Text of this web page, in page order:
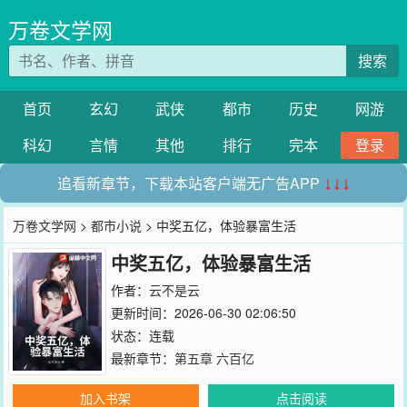
万卷文学网
搜索
首页 玄幻 武侠 都市 历史
网游
科幻
言情 其他 排行 完本
登录
追看新章节，下载本站客户端无广告APP ↓↓↓
万卷文学网 >都市小说 > 中奖五亿，体验暴富生活
中奖五亿，体验暴富生活
作者： 云不是云
更新时间：2026-06-30 02:06:50
状态：连载
最新章节： 第五章 六百亿
加入书架 点击阅读